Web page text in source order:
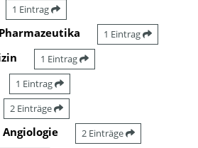
1 Eintrag
1 Eintrag
1 Eintrag
1 Eintrag
2 Einträge
2 Einträge